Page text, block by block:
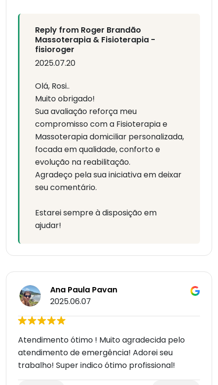
Reply from Roger Brandão
Massoterapia & Fisioterapia -
fisioroger
2025.07.20
Olá, Rosi..
Muito obrigado!
Sua avaliação reforça meu
compromisso com a Fisioterapia e
Massoterapia domiciliar personalizada,
focada em qualidade, conforto e
evolução na reabilitação.
Agradeço pela sua iniciativa em deixar
seu comentário.
Estarei sempre à disposição em
ajudar!
Ana Paula Pavan
2025.06.07
Atendimento ótimo ! Muito agradecida pelo
atendimento de emergência! Adorei seu
trabalho! Super indico ótimo profissional!